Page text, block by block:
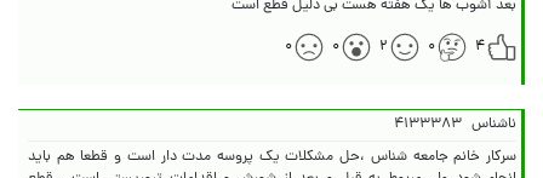
بعد آشوب ها یک هفته هست بی دلیل قطع است
۴
۰ ۲ ۰ ۰
ناشناس ۴۱۳۳۳۸۳
سرکار خانم جامعه شناس ،حل مشکلات یک پروسه مدت دار است و قطعا هم باید